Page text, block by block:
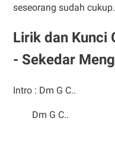
seseorang sudah cukup.
Lirik dan Kunci
- Sekedar
Intro : Dm G C..
Dm G C..